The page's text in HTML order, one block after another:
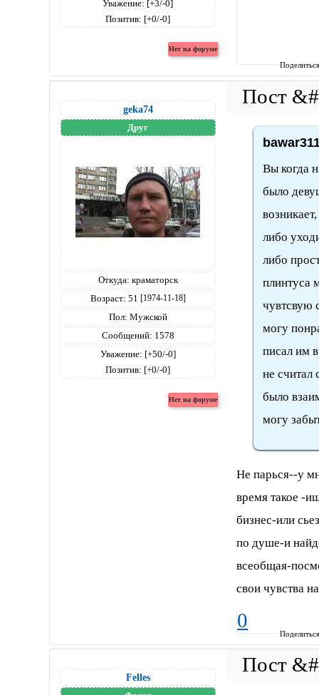
Уважение: [+3/-0]
Позитив: [+0/-0]
geka74
Друг
Откуда: краматорск
Возраст: 51 [1974-11-18]
Пол: Мужской
Сообщений: 1578
Уважение: [+50/-0]
Позитив: [+0/-0]
Вы когда
было
либо
либо
плинтуса
чувтсвую
могу
писал им
не считал
было
могу
Не парься--у
время такое -
бизнес-или
по душе-и
всеобщая-
свои чувства
0
Felles